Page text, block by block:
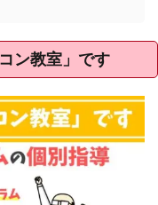
ン教室」です